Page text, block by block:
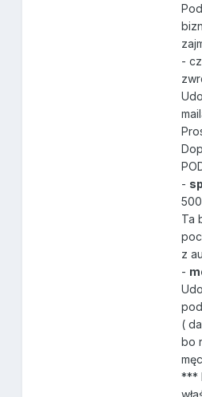
-
-
Ta
z
-
(
bo
***